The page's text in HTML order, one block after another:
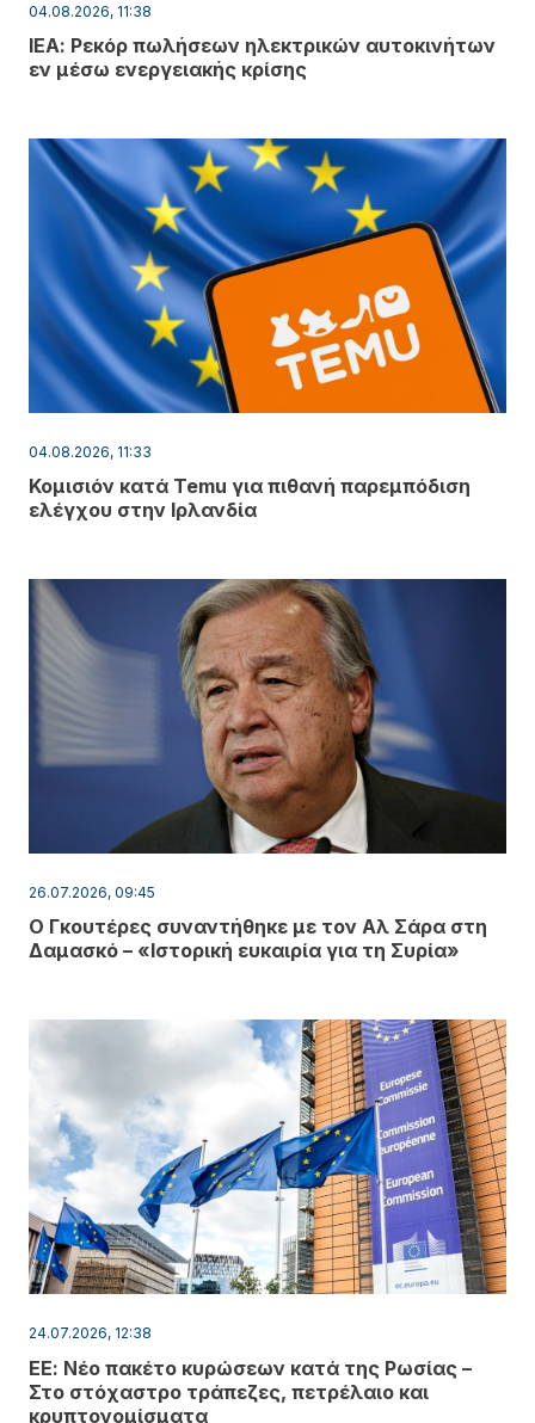
04.08.2026, 11:38
ΙΕΑ: Ρεκόρ πωλήσεων ηλεκτρικών αυτοκινήτων
εν μέσω ενεργειακής κρίσης
04.08.2026, 11:33
Κομισιόν κατά Temu για πιθανή παρεμπόδιση
ελέγχου στην Ιρλανδία
26.07.2026, 09:45
Ο Γκουτέρες συναντήθηκε με τον Αλ Σάρα στη
Δαμασκό – «Ιστορική ευκαιρία για τη Συρία»
24.07.2026, 12:38
ΕΕ: Νέο πακέτο κυρώσεων κατά της Ρωσίας –
Στο στόχαστρο τράπεζες, πετρέλαιο και
κρυπτονομίσματα